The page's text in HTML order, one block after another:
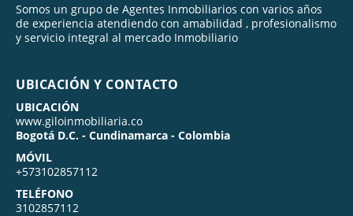
Somos un grupo de Agentes Inmobiliarios con varios años
de experiencia atendiendo con amabilidad , profesionalismo
y servicio integral al mercado Inmobiliario
UBICACIÓN Y CONTACTO
UBICACIÓN
www.giloinmobiliaria.co
Bogotá D.C. - Cundinamarca - Colombia
MÓVIL
+573102857112
TELÉFONO
3102857112